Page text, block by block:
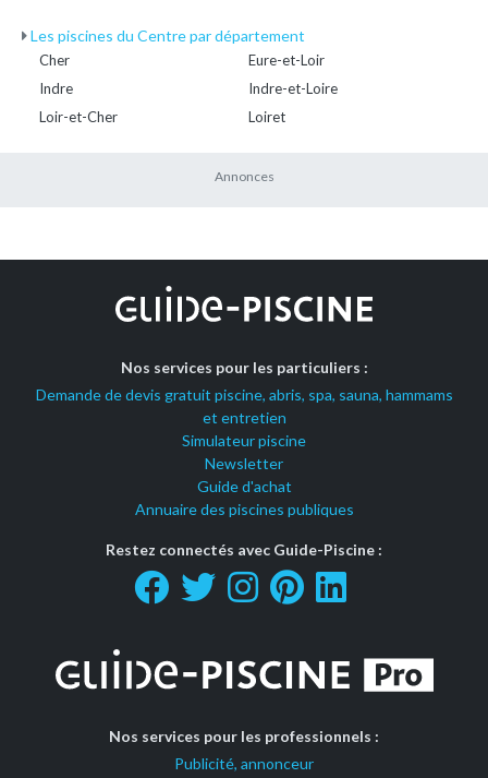
Les piscines du Centre par département
Cher
Eure-et-Loir
Indre
Indre-et-Loire
Loir-et-Cher
Loiret
Nos services pour les particuliers :
Demande de devis gratuit piscine, abris, spa, sauna, hammams
et entretien
Simulateur piscine
Newsletter
Guide d'achat
Annuaire des piscines publiques
Restez connectés avec Guide-Piscine :
Nos services pour les professionnels :
Publicité, annonceur